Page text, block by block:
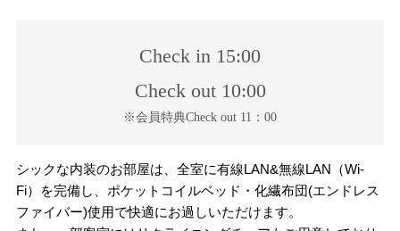
Check in 15:00
Check out 10:00
※会員特典Check out 11：00
シックな内装のお部屋は、全室に有線LAN&無線LAN（Wi-
Fi）を完備し、ポケットコイルベッド・化繊布団(エンドレス
ファイバー)使用で快適にお過しいただけます。